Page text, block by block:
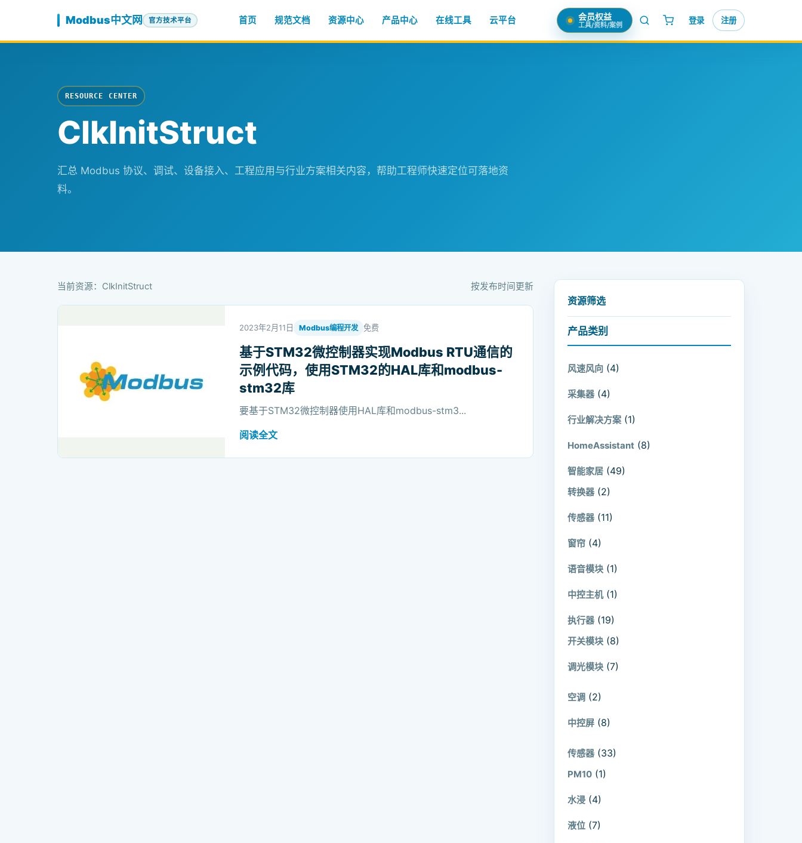
Modbus中文网 官方技术平台 首页 规范文档 资源中心 产品中心 在线工具 云平台 会员权益
工具/资料/案例 登录 注册
RESOURCE CENTER
ClkInitStruct
汇总 Modbus 协议、调试、设备接入、工程应用与行业方案相关内容，帮助工程师快速定位可落地资
料。
当前资源：ClkInitStruct 按发布时间更新
2023年2月11日 Modbus编程开发 免费
基于STM32微控制器实现Modbus RTU通信的
示例代码，使用STM32的HAL库和modbus-
stm32库
要基于STM32微控制器使用HAL库和modbus-stm3...
阅读全文
资源筛选
产品类别
风速风向 (4)
采集器 (4)
行业解决方案 (1)
HomeAssistant (8)
智能家居 (49)
转换器 (2)
传感器 (11)
窗帘 (4)
语音模块 (1)
中控主机 (1)
执行器 (19)
开关模块 (8)
调光模块 (7)
空调 (2)
中控屏 (8)
传感器 (33)
PM10 (1)
水浸 (4)
液位 (7)